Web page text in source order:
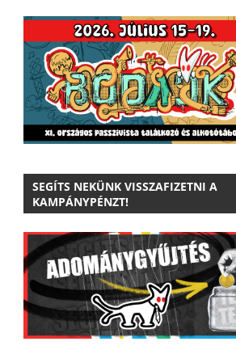
SEGÍTS NEKÜNK VISSZAFIZETNI A
KAMPÁNYPÉNZT!